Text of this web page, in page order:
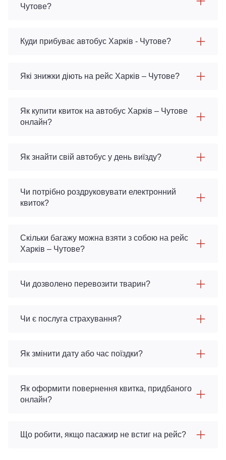
Чутове?
Куди прибуває автобус Харків - Чутове?
Які знижки діють на рейс Харків – Чутове?
Як купити квиток на автобус Харків – Чутове
онлайн?
Як знайти свій автобус у день виїзду?
Чи потрібно роздруковувати електронний
квиток?
Скільки багажу можна взяти з собою на рейс
Харків – Чутове?
Чи дозволено перевозити тварин?
Чи є послуга страхування?
Як змінити дату або час поїздки?
Як оформити повернення квитка, придбаного
онлайн?
Що робити, якщо пасажир не встиг на рейс?